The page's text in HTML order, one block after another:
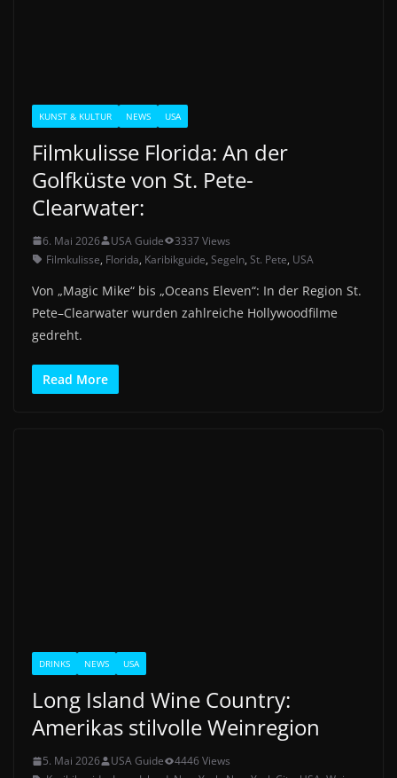
KUNST & KULTUR NEWS USA
Filmkulisse Florida: An der
Golfküste von St. Pete-
Clearwater:
6. Mai 2026 USA Guide
3337 Views
Filmkulisse, Florida, Karibikguide, Segeln, St. Pete, USA
Von „Magic Mike“ bis „Oceans Eleven“: In der Region St.
Pete–Clearwater wurden zahlreiche Hollywoodfilme
gedreht.
Read More
DRINKS NEWS USA
Long Island Wine Country:
Amerikas stilvolle Weinregion
5. Mai 2026 USA Guide
4446 Views